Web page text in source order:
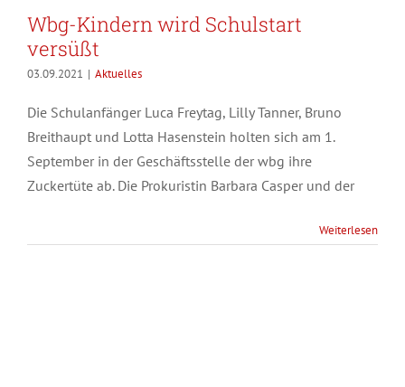
Wbg-Kindern wird Schulstart
versüßt
03.09.2021 | Aktuelles
Die Schulanfänger Luca Freytag, Lilly Tanner, Bruno
Breithaupt und Lotta Hasenstein holten sich am 1.
September in der Geschäftsstelle der wbg ihre
Zuckertüte ab. Die Prokuristin Barbara Casper und der
Weiterlesen